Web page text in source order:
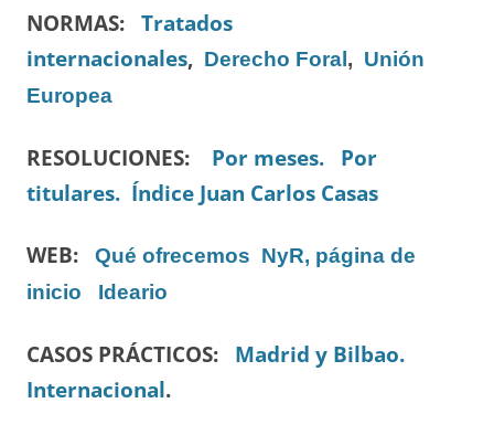
NORMAS: Tratados
internacionales, Derecho Foral, Unión
Europea
RESOLUCIONES: Por meses.
Por
titulares. Índice Juan Carlos Casas
WEB: Qué ofrecemos NyR, página de
inicio
Ideario
CASOS PRÁCTICOS: Madrid y Bilbao.
Internacional.